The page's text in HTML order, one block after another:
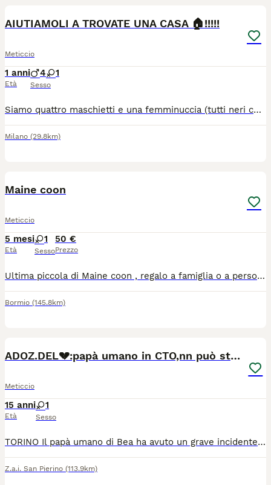
AIUTIAMOLI A TROVATE UNA CASA 🏠!!!!!
Meticcio
1 anni
Età
4 1
Sesso
Siamo quattro maschietti e una femminuccia (tutti neri con riflessi marroni) di circa due mesi e mezzo in cerca di adozione. ...aiutami a trovargli una casa Per maggiori informazioni contattare CHETI al n. 3290952932 (meglio whatcann)
Milano (29.8km)
Maine coon
Meticcio
5 mesi
Età
1
Sesso
50 €
Prezzo
Ultima piccola di Maine coon , regalo a famiglia o a persone con altri gatti, solo in casa, primo vaccino fatto, dovrà essere fatto il richiamo,ha il libretto sanitario. Sverminata.
Bormio (145.8km)
ADOZ.DEL💔:papà umano in CTO,nn può stare sola!
Meticcio
15 anni
Età
1
Sesso
TORINO Il papà umano di Bea ha avuto un grave incidente stradale ed è attualmente ricoverato al CTO. Lo aspetta un percorso di cure e riabilitazione molto lungo (almeno 6/7 mesi) e, purtroppo, non ci sono parenti che possano prendersi cura di lei. Lasciarla sola in casa per tutto questo tempo non è dignitoso né possibile. Per questo, con il cuore spezzato ma per il suo bene, cerchiamo per lei una nuova famiglia. Molto dolce, affettuosa, abituata a vivere in casa. Ha sempre vissuto come "figlia unica", quindi apprezzerà una situazione tranquilla senza troppa confusione. Per info Roberta 393 5438606 https://www.facebook.com/share/p/1BAwCwuVTz/ Valeria Casale
Z.a.i. San Pierino (113.9km)